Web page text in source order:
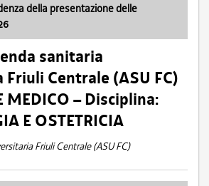
della presentazione delle
sanitaria
Centrale (ASU FC)
MEDICO – Disciplina:
E OSTETRICIA
Friuli Centrale (ASU FC)